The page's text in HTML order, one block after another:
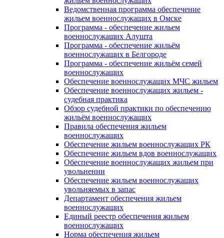
Ведомственная программа обеспечение
жильем военнослужащих в Омске
Программа - обеспечение жильем
военнослужащих Алушта
Программа - обеспечение жильём
военнослужащих в Белгороде
Программа - обеспечение жильём семей
военнослужащих
Обеспечение военнослужащих МЧС жильем
Обеспечение военнослужащих жильем -
судебная практика
Обзор судебной практики по обеспечению
жильём военнослужащих
Правила обеспечения жильем
военнослужащих
Обеспечение жильем военнослужащих РК
Обеспечение жильем вдов военнослужащих
Обеспечение военнослужащих жильем при
увольнении
Обеспечение жильем военнослужащих
увольняемых в запас
Департамент обеспечения жильем
военнослужащих
Единый реестр обеспечения жильем
военнослужащих
Норма обеспечения жильем